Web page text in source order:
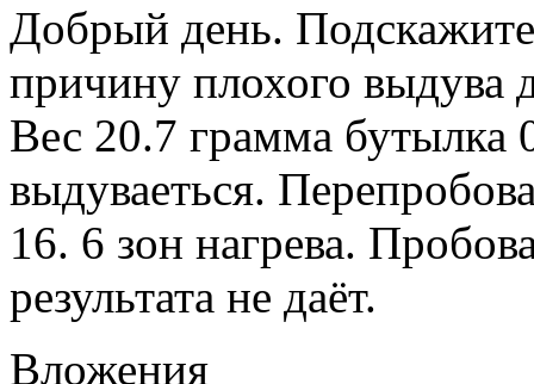
Добрый день.
причину плохого
Вес 20.7 грамма бутылка
выдуваеться.
16. 6 зон нагрева.
результата не даёт.
Вложения